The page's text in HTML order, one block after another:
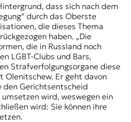
dass sich nach dem
durch das Oberste
die dieses Thema
haben. „Die
die in Russland noch
LGBT-Clubs und Bars,
Strafverfolgungsorgane diese
Olenitschew. Er geht davon
den Gerichtsentscheid
wird, weswegen ein
wird: Sie können ihre